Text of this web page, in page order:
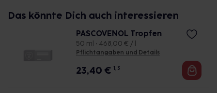
Das könnte Dich auch interessieren
PASCOVENOL Tropfen
50 ml • 468,00 € / l
Pflichtangaben und Details
23,40 € 1, 3